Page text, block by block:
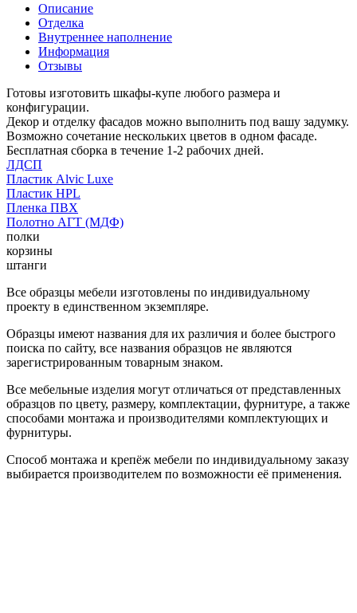
Описание
Отделка
Внутреннее наполнение
Информация
Отзывы
Готовы изготовить шкафы-купе любого размера и
конфигурации.
Декор и отделку фасадов можно выполнить под вашу задумку.
Возможно сочетание нескольких цветов в одном фасаде.
Бесплатная сборка в течение 1-2 рабочих дней.
ЛДСП
Пластик Alvic Luxe
Пластик HPL
Пленка ПВХ
Полотно АГТ (МДФ)
полки
корзины
штанги
Все образцы мебели изготовлены по индивидуальному
проекту в единственном экземпляре.
Образцы имеют названия для их различия и более быстрого
поиска по сайту, все названия образцов не являются
зарегистрированным товарным знаком.
Все мебельные изделия могут отличаться от представленных
образцов по цвету, размеру, комплектации, фурнитуре, а также
способами монтажа и производителями комплектующих и
фурнитуры.
Способ монтажа и крепёж мебели по индивидуальному заказу
выбирается производителем по возможности её применения.